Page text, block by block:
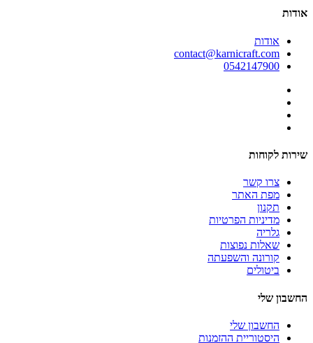
אודות
אודות
contact@karnicraft.com
0542147900
שירות לקוחות
צרו קשר
מפת האתר
תקנון
מדיניות הפרטיות
גלריה
שאלות נפוצות
קורונה והשפעתה
ביטולים
החשבון שלי
החשבון שלי
היסטוריית ההזמנות